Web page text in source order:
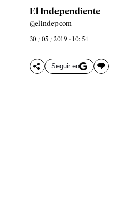
El Independiente
@elindepcom
30 / 05 / 2019 - 10: 54
Seguir en